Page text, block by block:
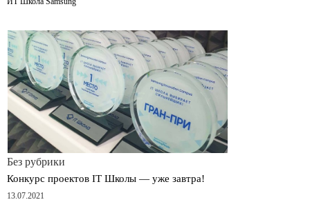
Без рубрики
Конкурс проектов IT Школы — уже завтра!
13.07.2021